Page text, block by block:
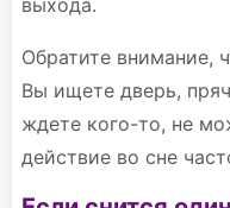
выхода.
Обратите внимание,
Вы ищете дверь,
ждете кого-то, не
действие во сне